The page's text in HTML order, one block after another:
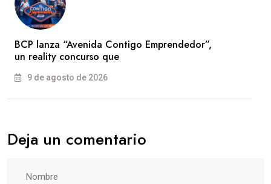
BCP lanza “Avenida Contigo Emprendedor”,
un reality concurso que
9 de agosto de 2026
Deja un comentario